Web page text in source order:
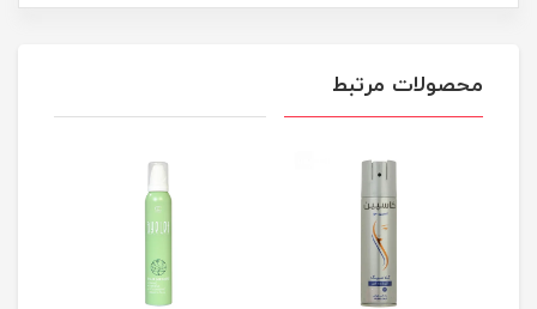
محصولات مرتبط